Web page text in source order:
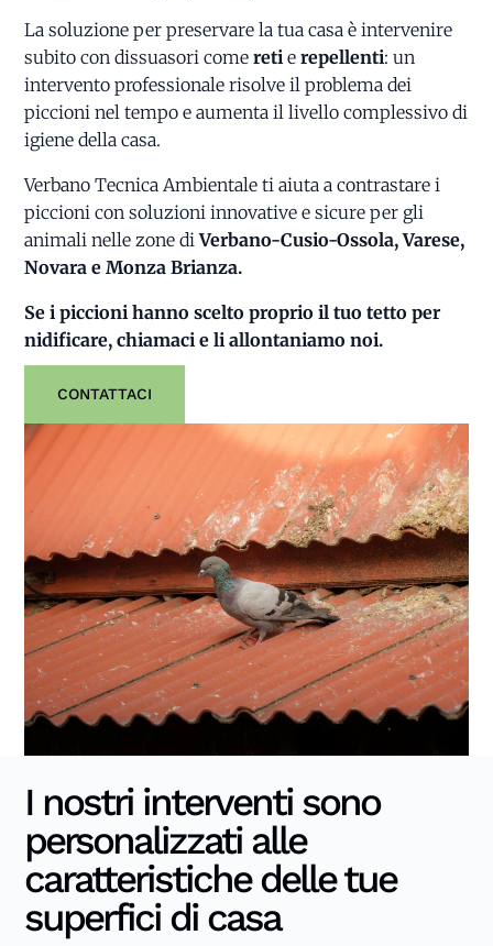
La soluzione per preservare la tua casa è intervenire
subito con dissuasori comeretierepellenti: un
intervento professionale risolve il problema dei
piccioni nel tempo e aumenta il livello complessivo di
igiene della casa.
Verbano Tecnica Ambientale ti aiuta a contrastare i
piccioni con soluzioni innovative e sicure per gli
animali nelle zone diVerbano-Cusio-Ossola, Varese,
Novara e Monza Brianza.
Se i piccioni hanno scelto proprio il tuo tetto per
nidificare, chiamaci e li allontaniamo noi.
CONTATTACI
I nostri interventi sono
personalizzati alle
caratteristiche delle tue
superfici di casa